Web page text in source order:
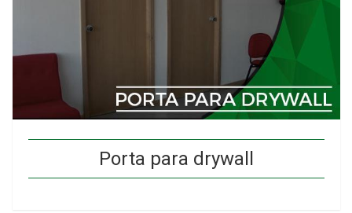
Porta para drywall